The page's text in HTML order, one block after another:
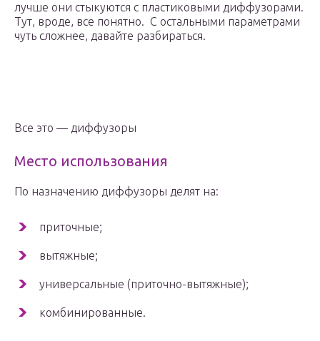
лучше они стыкуются с пластиковыми диффузорами.
Тут, вроде, все понятно. С остальными параметрами
чуть сложнее, давайте разбираться.
Все это — диффузоры
Место использования
По назначению диффузоры делят на:
приточные;
вытяжные;
универсальные (приточно-вытяжные);
комбинированные.